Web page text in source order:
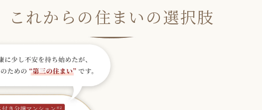
これからの住まいの選択肢